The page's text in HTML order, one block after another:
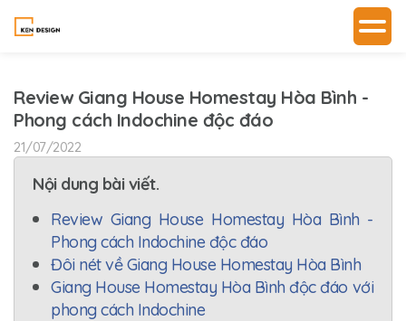
Review Giang House Homestay Hòa Bình -
Phong cách Indochine độc đáo
21/07/2022
Nội dung bài viết.
Review Giang House Homestay Hòa Bình -
Phong cách Indochine độc đáo
Đôi nét về Giang House Homestay Hòa Bình
Giang House Homestay Hòa Bình độc đáo với
phong cách Indochine